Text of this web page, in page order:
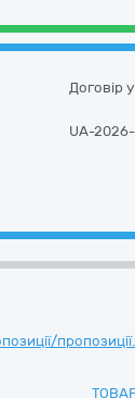
Договір
UA-